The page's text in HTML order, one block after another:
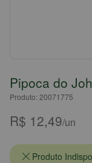
Pipoca do
Produto: 20071775
R$ 12,49/un
Produto